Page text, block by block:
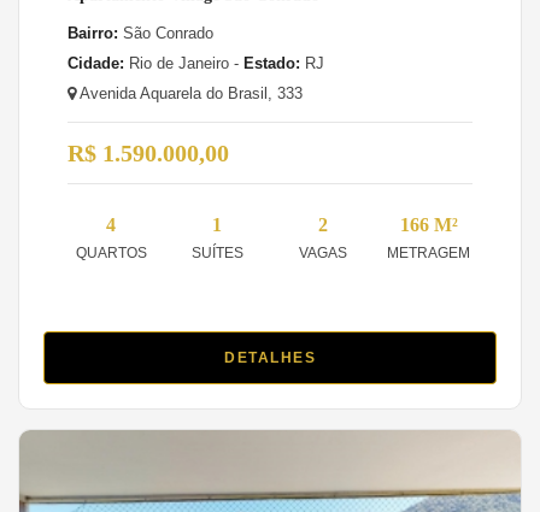
Bairro: São Conrado
Cidade: Rio de Janeiro - Estado: RJ
Avenida Aquarela do Brasil, 333
R$ 1.590.000,00
4
QUARTOS
1
SUÍTES
2
VAGAS
166 M²
METRAGEM
DETALHES